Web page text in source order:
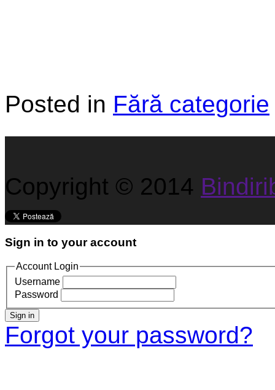
Posted in Fără categorie
Copyright © 2014
Sign in to your account
Account Login
Username
Password
Sign in
Forgot your password?